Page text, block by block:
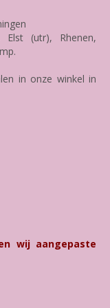
(utr), Rhenen,
in onze winkel in
wij aangepaste